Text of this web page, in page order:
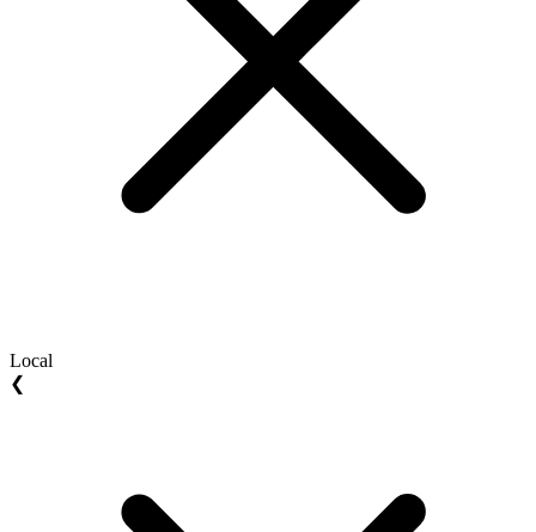
Local
❮